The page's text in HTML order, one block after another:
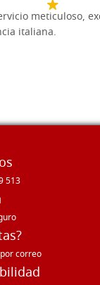
meticuloso,
italiana.
513
correo